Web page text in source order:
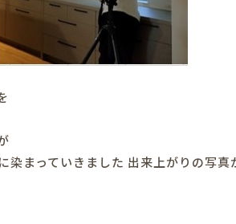
まっていきました 出来上がりの写真